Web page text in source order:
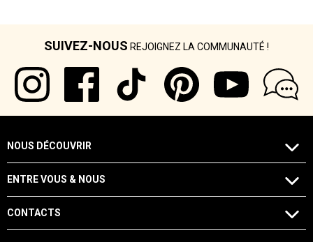
SUIVEZ-NOUS REJOIGNEZ LA COMMUNAUTÉ !
NOUS DÉCOUVRIR
ENTRE VOUS & NOUS
CONTACTS